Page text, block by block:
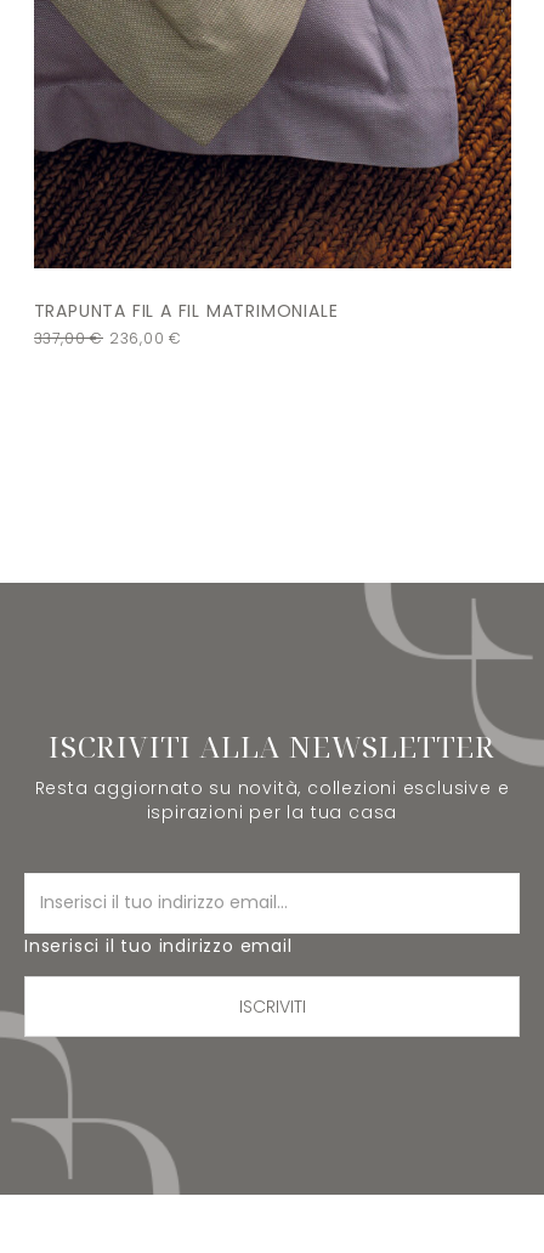
TRAPUNTA FIL A FIL MATRIMONIALE
337,00€ 236,00€
ISCRIVITI ALLA NEWSLETTER
Resta aggiornato su novità, collezioni esclusive e
ispirazioni per la tua casa
Inserisci il tuo indirizzo email
ISCRIVITI